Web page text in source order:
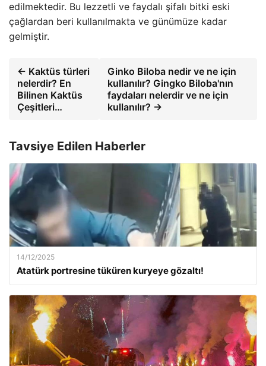
edilmektedir. Bu lezzetli ve faydalı şifalı bitki eski
çağlardan beri kullanılmakta ve günümüze kadar
gelmiştir.
← Kaktüs türleri
nelerdir? En
Bilinen Kaktüs
Çeşitleri…
Ginko Biloba nedir ve ne için
kullanılır? Gingko Biloba'nın
faydaları nelerdir ve ne için
kullanılır? →
Tavsiye Edilen Haberler
14/12/2025
Atatürk portresine tüküren kuryeye gözaltı!